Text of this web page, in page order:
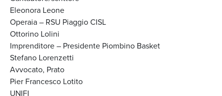
Eleonora Leone
Operaia – RSU Piaggio CISL
Ottorino Lolini
Imprenditore – Presidente Piombino Basket
Stefano Lorenzetti
Avvocato, Prato
Pier Francesco Lotito
UNIFI